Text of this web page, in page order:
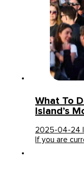
What To
Island’s
2025-04-24 |
If you are